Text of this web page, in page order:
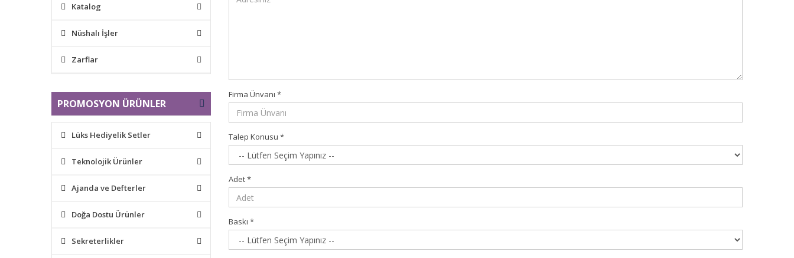
Katalog
Nüshalı İşler
Zarflar
PROMOSYON ÜRÜNLER
Lüks Hediyelik Setler
Teknolojik Ürünler
Ajanda ve Defterler
Doğa Dostu Ürünler
Sekreterlikler
Firma Ünvanı *
Talep Konusu *
Adet*
Baskı *